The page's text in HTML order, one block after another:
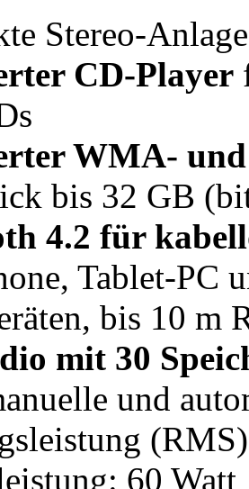
Stereo-
CD-Player
WMA-
bis 32 GB
4.2 für
Tablet-PC
bis 10 m
mit 30
und
60 Watt